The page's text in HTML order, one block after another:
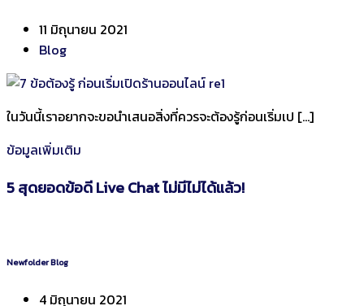
11 มิถุนายน 2021
Blog
ในวันนี้เราอยากจะขอนำเสนอสิ่งที่ควรจะต้องรู้ก่อนเริ่มเป […]
ข้อมูลเพิ่มเติม
5 สุดยอดข้อดี Live Chat ไม่มีไม่ได้แล้ว!
Newfolder Blog
4 มิถุนายน 2021